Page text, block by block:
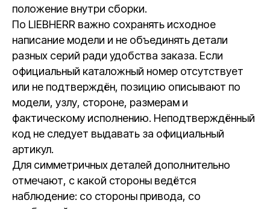
положение внутри сборки.
По LIEBHERR важно сохранять исходное
написание модели и не объединять детали
разных серий ради удобства заказа. Если
официальный каталожный номер отсутствует
или не подтверждён, позицию описывают по
модели, узлу, стороне, размерам и
фактическому исполнению. Неподтверждённый
код не следует выдавать за официальный
артикул.
Для симметричных деталей дополнительно
отмечают, с какой стороны ведётся
наблюдение: со стороны привода, со